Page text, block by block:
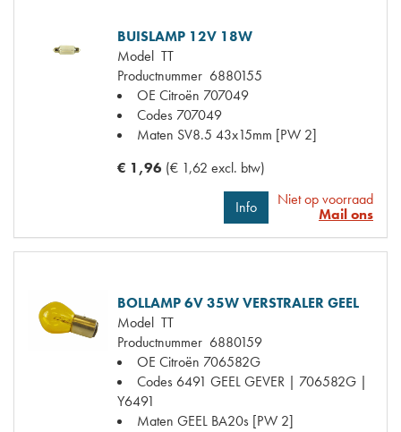
BUISLAMP 12V 18W
Model TT
Productnummer 6880155
OE Citroën 707049
Codes 707049
Maten SV8.5 43x15mm [PW 2]
€ 1,96 (€ 1,62 excl. btw)
Info
Niet op voorraad
Mail ons
BOLLAMP 6V 35W VERSTRALER GEEL
Model TT
Productnummer 6880159
OE Citroën 706582G
Codes 6491 GEEL GEVER | 706582G |
Y6491
Maten GEEL BA20s [PW 2]